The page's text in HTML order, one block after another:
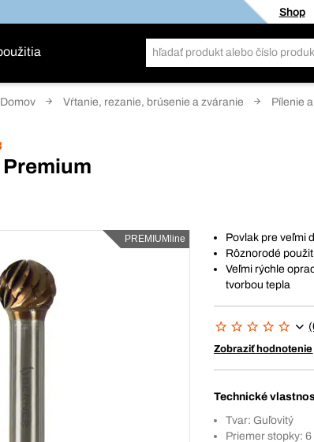
Shop
Domov Vŕtanie, rezanie, brúsenie a zváranie Pílenie
PREMIUMline
Povlak pre veľmi
Rôznorodé
Veľmi rýchle
tvorbou tepla
Zobraziť hodnotenie
Technické
Tvar: Guľovitý
Priemer stopky: 6